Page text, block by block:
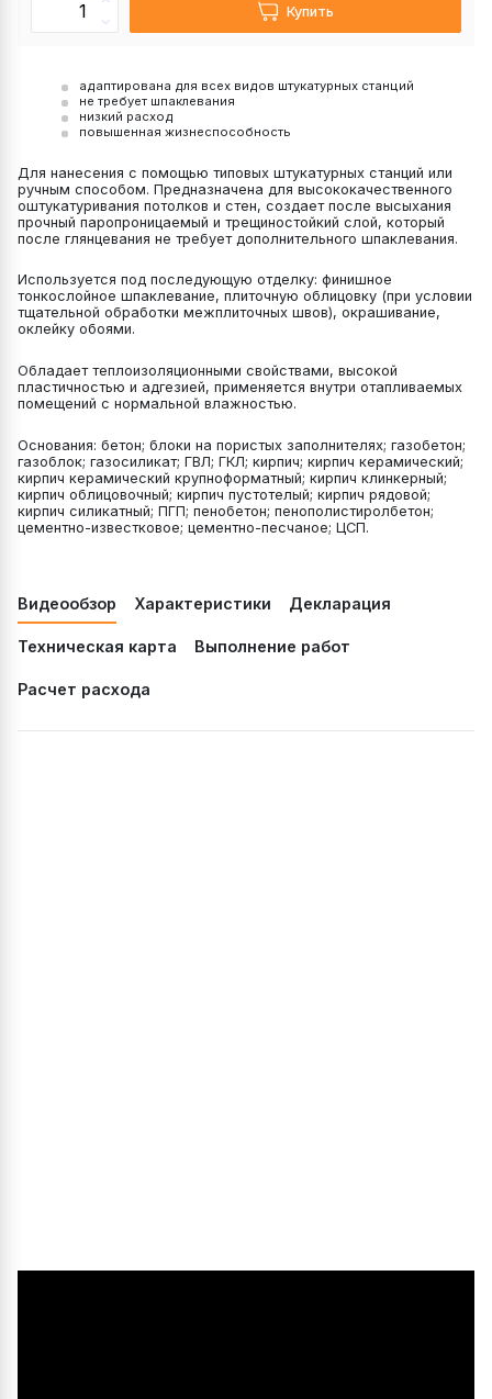
Купить
адаптирована для всех видов штукатурных станций
не требует шпаклевания
низкий расход
повышенная жизнеспособность
Для нанесения с помощью типовых штукатурных станций или
ручным способом. Предназначена для высококачественного
оштукатуривания потолков и стен, создает после высыхания
прочный паропроницаемый и трещиностойкий слой, который
после глянцевания не требует дополнительного шпаклевания.
Используется под последующую отделку: финишное
тонкослойное шпаклевание, плиточную облицовку (при условии
тщательной обработки межплиточных швов), окрашивание,
оклейку обоями.
Обладает теплоизоляционными свойствами, высокой
пластичностью и адгезией, применяется внутри отапливаемых
помещений с нормальной влажностью.
Основания: бетон; блоки на пористых заполнителях; газобетон;
газоблок; газосиликат; ГВЛ; ГКЛ; кирпич; кирпич керамический;
кирпич керамический крупноформатный; кирпич клинкерный;
кирпич облицовочный; кирпич пустотелый; кирпич рядовой;
кирпич силикатный; ПГП; пенобетон; пенополистиролбетон;
цементно-известковое; цементно-песчаное; ЦСП.
Видеообзор Характеристики Декларация
Техническая карта Выполнение работ
Расчет расхода